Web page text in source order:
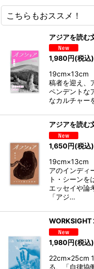
こちらもおススメ！
アジアを読む
1,980円(税込)
19cm×13cm
稿者を迎え、
ペンデントな
なカルチャー
アジアを読む
1,650円(税込)
19cm×13cm
アのインディ
ト・シーンを
エッセイや論
「アジ…
1,980円(税込)
22cm×25cm
る、「自律協